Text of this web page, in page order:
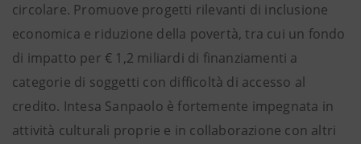
circolare. Promuove progetti rilevanti di inclusione
economica e riduzione della povertà, tra cui un fondo
di impatto per € 1,2 miliardi di finanziamenti a
categorie di soggetti con difficoltà di accesso al
credito. Intesa Sanpaolo è fortemente impegnata in
attività culturali proprie e in collaborazione con altri